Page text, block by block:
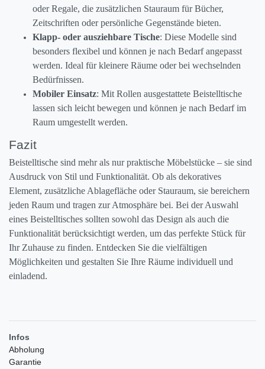
oder Regale, die zusätzlichen Stauraum für Bücher,
Zeitschriften oder persönliche Gegenstände bieten.
Klapp- oder ausziehbare Tische: Diese Modelle sind
besonders flexibel und können je nach Bedarf angepasst
werden. Ideal für kleinere Räume oder bei wechselnden
Bedürfnissen.
Mobiler Einsatz: Mit Rollen ausgestattete Beistelltische
lassen sich leicht bewegen und können je nach Bedarf im
Raum umgestellt werden.
Fazit
Beistelltische sind mehr als nur praktische Möbelstücke – sie sind
Ausdruck von Stil und Funktionalität. Ob als dekoratives
Element, zusätzliche Ablagefläche oder Stauraum, sie bereichern
jeden Raum und tragen zur Atmosphäre bei. Bei der Auswahl
eines Beistelltisches sollten sowohl das Design als auch die
Funktionalität berücksichtigt werden, um das perfekte Stück für
Ihr Zuhause zu finden. Entdecken Sie die vielfältigen
Möglichkeiten und gestalten Sie Ihre Räume individuell und
einladend.
Infos
Abholung
Garantie